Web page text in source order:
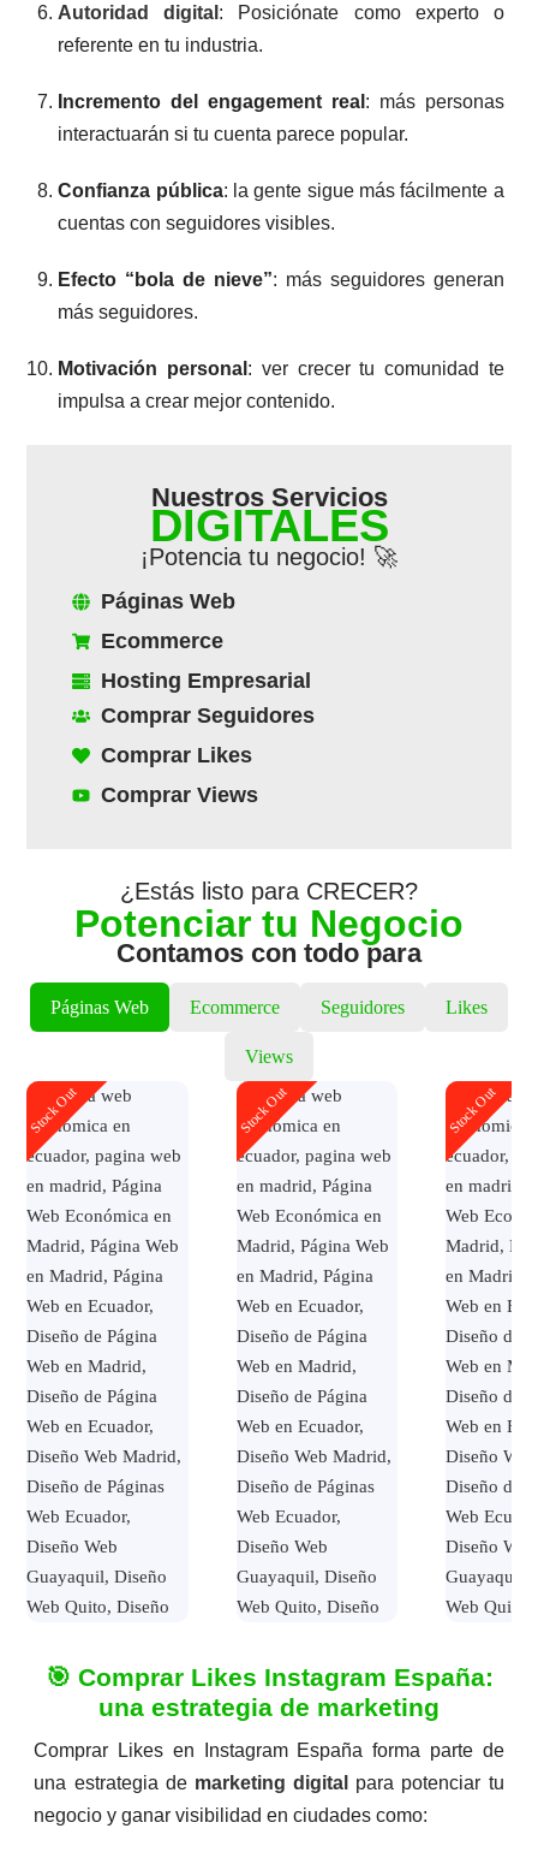
Autoridad digital : Posiciónate como experto o
referente en tu industria.
Incremento del engagement real : más personas
interactuarán si tu cuenta parece popular.
Confianza pública: la gente sigue más fácilmente a
cuentas con seguidores visibles.
Efecto “bola de nieve”: más seguidores generan
más seguidores.
Motivación personal : ver crecer tu comunidad te
impulsa a crear mejor contenido.
Nuestros Servicios
DIGITALES
¡Potencia tu negocio! 🚀
Páginas Web
Ecommerce
Hosting Empresarial
Comprar Seguidores
Comprar Likes
Comprar Views
¿Estás listo para CRECER?
Potenciar tu Negocio
Contamos con todo para
Páginas Web Ecommerce Seguidores Likes
Views
Stock Out
Página Web
Esencial
155.00
(22)
Stock Out
Página Web
Profesional
$
255.00
(27)
Stock Out
🎯 Comprar Likes Instagram España:
una estrategia de marketing
Comprar Likes en Instagram España forma parte de
una estrategia de marketing digital
para potenciar tu
negocio y ganar visibilidad en ciudades como: